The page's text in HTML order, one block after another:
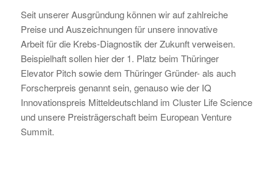
Seit unserer Ausgründung können wir auf zahlreiche
Preise und Auszeichnungen für unsere innovative
Arbeit für die Krebs-Diagnostik der Zukunft verweisen.
Beispielhaft sollen hier der 1. Platz beim Thüringer
Elevator Pitch sowie dem Thüringer Gründer- als auch
Forscherpreis genannt sein, genauso wie der IQ
Innovationspreis Mitteldeutschland im Cluster Life Science
und unsere Preisträgerschaft beim European Venture
Summit.